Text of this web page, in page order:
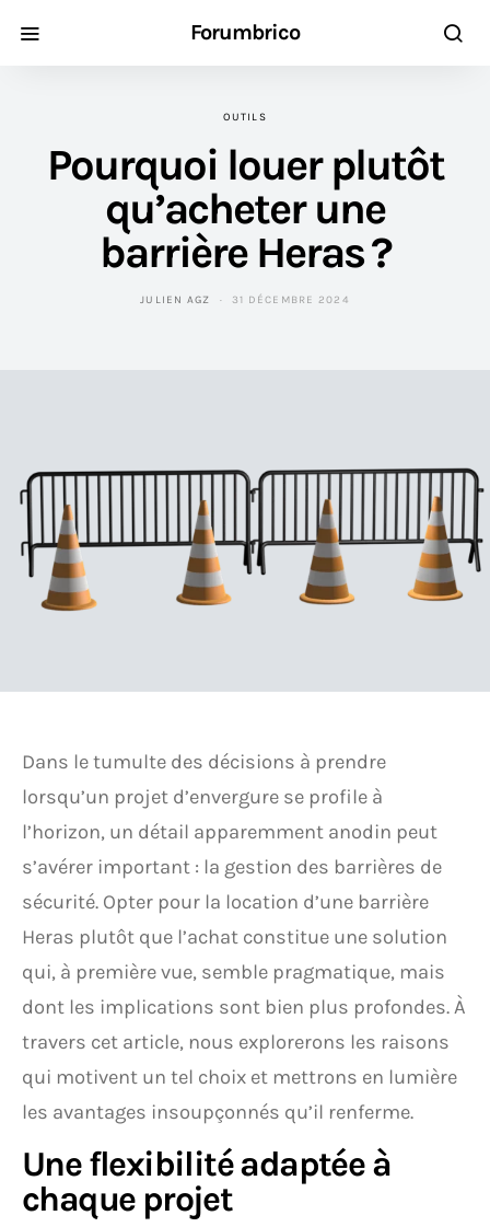
Forumbrico
OUTILS
Pourquoi louer plutôt
qu’acheter une
barrière Heras ?
JULIEN AGZ 31 DÉCEMBRE 2024
Dans le tumulte des décisions à prendre
lorsqu’un projet d’envergure se profile à
l’horizon, un détail apparemment anodin peut
s’avérer important : la gestion des barrières de
sécurité. Opter pour la location d’une barrière
Heras plutôt que l’achat constitue une solution
qui, à première vue, semble pragmatique, mais
dont les implications sont bien plus profondes. À
travers cet article, nous explorerons les raisons
qui motivent un tel choix et mettrons en lumière
les avantages insoupçonnés qu’il renferme.
Une flexibilité adaptée à
chaque projet